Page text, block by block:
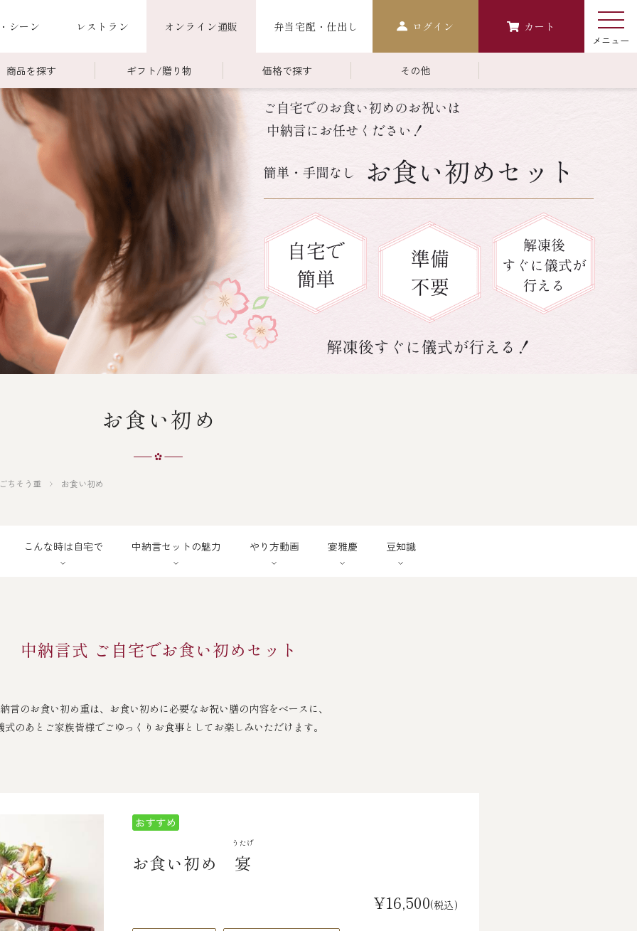
シーン レストラン オンライン通販 弁当宅配・仕出し ログイン カート
商品を探す
検索
ごちそう重
ごちそう重
海鮮ＢＢＱ
お味噌汁
お弁当（冷凍）
おせち
生おせち おせち冷凍
調味料
レストラン商品
中納言 鉄板焼ひかり
ギフト/贈り物 価格で探す
～￥4,999 ￥5,000～￥9,999
その他
品一覧 冷蔵商品一覧
ご利用ガイド
お食い初め
ちそう重 お食い初め
こんな時は 自宅で 中納言セット の魅力 やり方動画 宴雅慶 豆知識
中納言式 ご自宅でお食い初めセット
言のお食い初め重は、お食い初めに必要なお祝い膳の内容をベースに、
式のあとご家族皆様でごゆっくりお食事としてお楽しみいただけます。
お食い初め 宴
うたげ
¥16,500(税込)